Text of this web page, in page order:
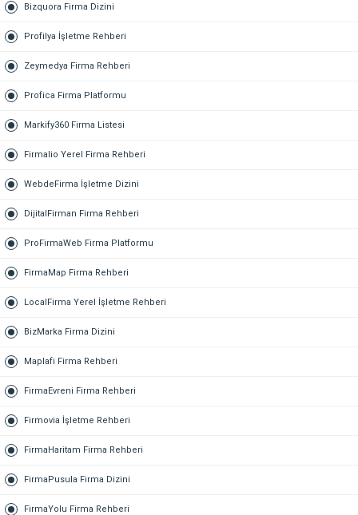
Bizquora Firma Dizini
Profilya İşletme Rehberi
Zeymedya Firma Rehberi
Profica Firma Platformu
Markify360 Firma Listesi
Firmalio Yerel Firma Rehberi
WebdeFirma İşletme Dizini
DijitalFirman Firma Rehberi
ProFirmaWeb Firma Platformu
FirmaMap Firma Rehberi
LocalFirma Yerel İşletme Rehberi
BizMarka Firma Dizini
Maplafi Firma Rehberi
FirmaEvreni Firma Rehberi
Firmovia İşletme Rehberi
FirmaHaritam Firma Rehberi
FirmaPusula Firma Dizini
FirmaYolu Firma Rehberi